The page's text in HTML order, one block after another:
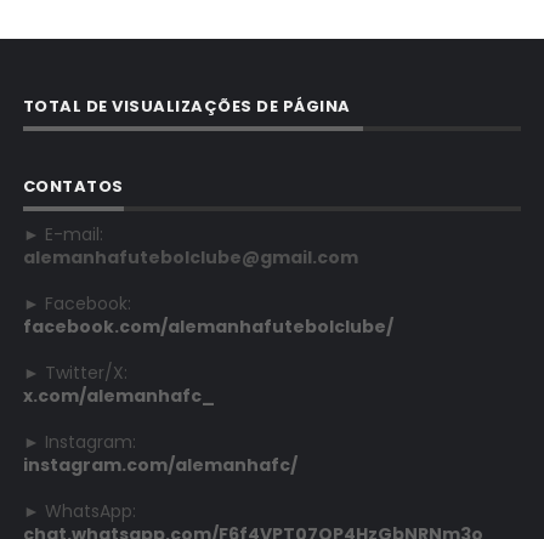
TOTAL DE VISUALIZAÇÕES DE PÁGINA
CONTATOS
► E-mail:
alemanhafutebolclube@gmail.com
► Facebook:
facebook.com/alemanhafutebolclube/
► Twitter/X:
x.com/alemanhafc_
► Instagram:
instagram.com/alemanhafc/
► WhatsApp:
chat.whatsapp.com/F6f4VPT07QP4HzGbNRNm3o